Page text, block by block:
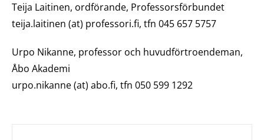
Teija Laitinen, ordförande, Professorsförbundet
teija.laitinen (at) professori.fi, tfn 045 657 5757
Urpo Nikanne, professor och huvudförtroendeman,
Åbo Akademi
urpo.nikanne (at) abo.fi, tfn 050 599 1292